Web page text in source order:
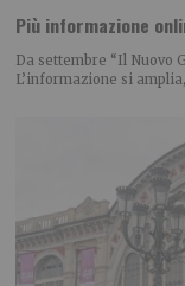
Più informazione
Da settembre “Il Nuovo
L’informazione si